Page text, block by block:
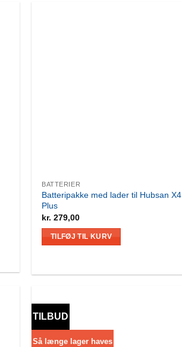
BATTERIER
Batteripakke med lader til Hubsan X4
Plus
kr. 279,00
TILFØJ TIL KURV
TILBUD
Så længe lager haves